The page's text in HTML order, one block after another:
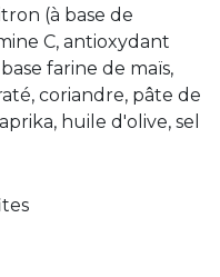
(à base de
C, antioxydant
farine de maïs,
coriandre, pâte de
huile d'olive, sel